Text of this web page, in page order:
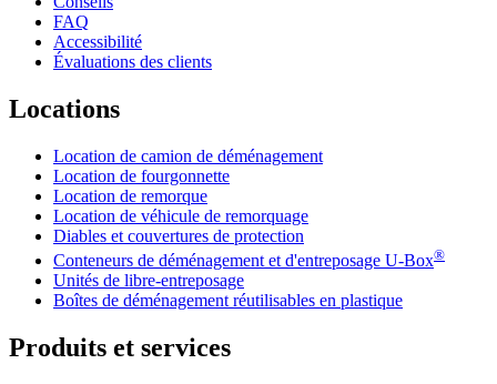
FAQ
Accessibilité
Évaluations des clients
Locations
Location de camion de déménagement
Location de fourgonnette
Location de remorque
Location de véhicule de remorquage
Diables et couvertures de protection
Conteneurs de déménagement et d'entreposage U-Box®
Unités de libre-entreposage
Boîtes de déménagement réutilisables en plastique
Produits et services